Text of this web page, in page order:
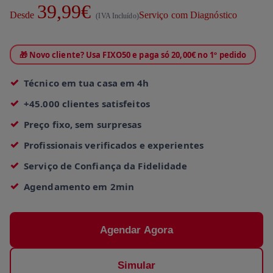
Desde 39,99€(IVA Incluído)Serviço com Diagnóstico
🎁 Novo cliente? Usa FIXO50 e paga só 20,00€ no 1º pedido
Técnico em tua casa em 4h
+45.000 clientes satisfeitos
Preço fixo, sem surpresas
Profissionais verificados e experientes
Serviço de Confiança da Fidelidade
Agendamento em 2min
Agendar Agora
Simular